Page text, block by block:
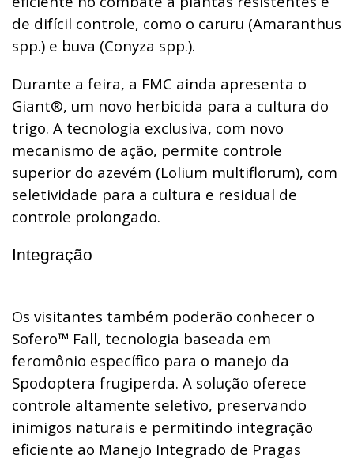
de difícil controle, como o caruru (Amaranthus
spp.) e buva (Conyza spp.).
Durante a feira, a FMC ainda apresenta o
Giant®, um novo herbicida para a cultura do
trigo. A tecnologia exclusiva, com novo
mecanismo de ação, permite controle
superior do azevém (Lolium multiflorum), com
seletividade para a cultura e residual de
controle prolongado.
Integração
Os visitantes também poderão conhecer o
Sofero™ Fall, tecnologia baseada em
feromônio específico para o manejo da
Spodoptera frugiperda. A solução oferece
controle altamente seletivo, preservando
inimigos naturais e permitindo integração
eficiente ao Manejo Integrado de Pragas